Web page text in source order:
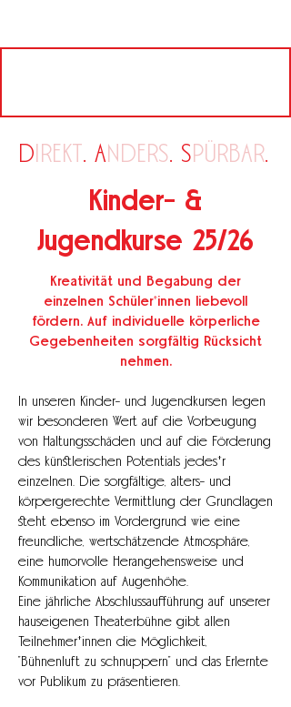
D IREKT . ANDERS. SPÜRBAR.
Kinder- &
Jugendkurse 25/26
Kreativität und Begabung der
einzelnen Schüler*innen liebevoll
fördern. Auf individuelle körperliche
Gegebenheiten sorgfältig Rücksicht
nehmen.
In unseren Kinder- und Jugendkursen legen
wir besonderen Wert auf die Vorbeugung
von Haltungsschäden und auf die Förderung
des künstlerischen Potentials jedes*r
einzelnen. Die sorgfältige, alters- und
körpergerechte Vermittlung der Grundlagen
steht ebenso im Vordergrund wie eine
freundliche, wertschätzende Atmosphäre,
eine humorvolle Herangehensweise und
Kommunikation auf Augenhöhe.
Eine jährliche Abschlussaufführung auf unserer
hauseigenen Theaterbühne gibt allen
Teilnehmer*innen die Möglichkeit,
"Bühnenluft zu schnuppern" und das Erlernte
vor Publikum zu präsentieren.